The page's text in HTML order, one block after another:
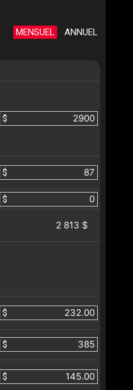
MENSUEL ANNUEL
$
$
$
2 813 $
$
$
$